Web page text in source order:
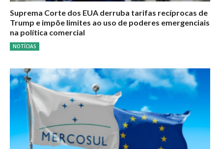
Suprema Corte dos EUA derruba tarifas recíprocas de
Trump e impõe limites ao uso de poderes emergenciais
na política comercial
NOTÍCIAS